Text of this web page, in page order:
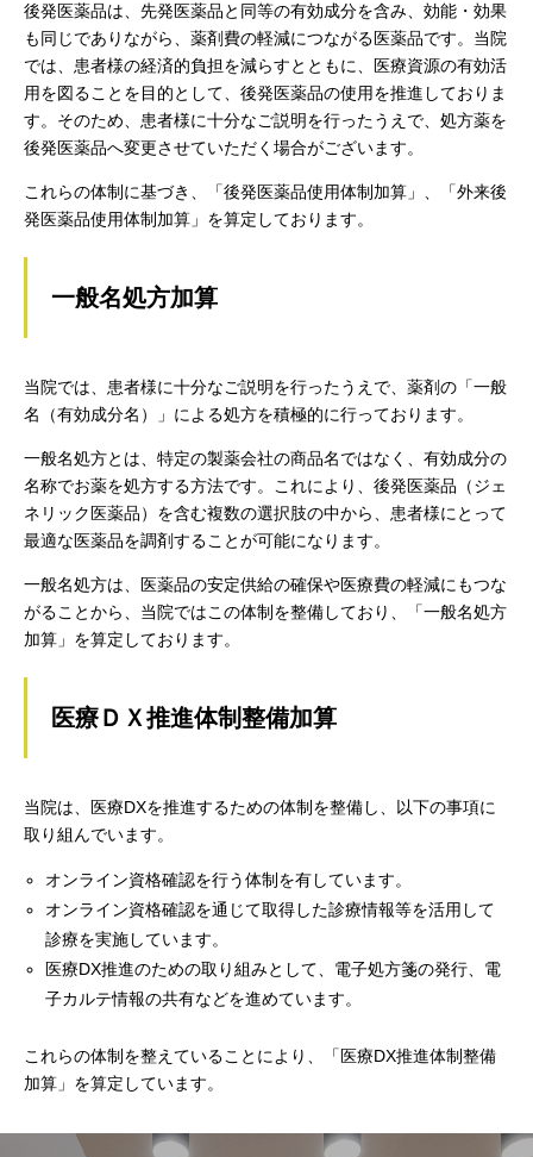
後発医薬品は、先発医薬品と同等の有効成分を含み、効能・効果
も同じでありながら、薬剤費の軽減につながる医薬品です。当院
では、患者様の経済的負担を減らすとともに、医療資源の有効活
用を図ることを目的として、後発医薬品の使用を推進しておりま
す。そのため、患者様に十分なご説明を行ったうえで、処方薬を
後発医薬品へ変更させていただく場合がございます。
これらの体制に基づき、「後発医薬品使用体制加算」、「外来後
発医薬品使用体制加算」を算定しております。
一般名処方加算
当院では、患者様に十分なご説明を行ったうえで、薬剤の「一般
名（有効成分名）」による処方を積極的に行っております。
一般名処方とは、特定の製薬会社の商品名ではなく、有効成分の
名称でお薬を処方する方法です。これにより、後発医薬品（ジェ
ネリック医薬品）を含む複数の選択肢の中から、患者様にとって
最適な医薬品を調剤することが可能になります。
一般名処方は、医薬品の安定供給の確保や医療費の軽減にもつな
がることから、当院ではこの体制を整備しており、「一般名処方
加算」を算定しております。
医療ＤＸ推進体制整備加算
当院は、医療DXを推進するための体制を整備し、以下の事項に
取り組んでいます。
オンライン資格確認を行う体制を有しています。
オンライン資格確認を通じて取得した診療情報等を活用して
診療を実施しています。
医療DX推進のための取り組みとして、電子処方箋の発行、電
子カルテ情報の共有などを進めています。
これらの体制を整えていることにより、「医療DX推進体制整備
加算」を算定しています。